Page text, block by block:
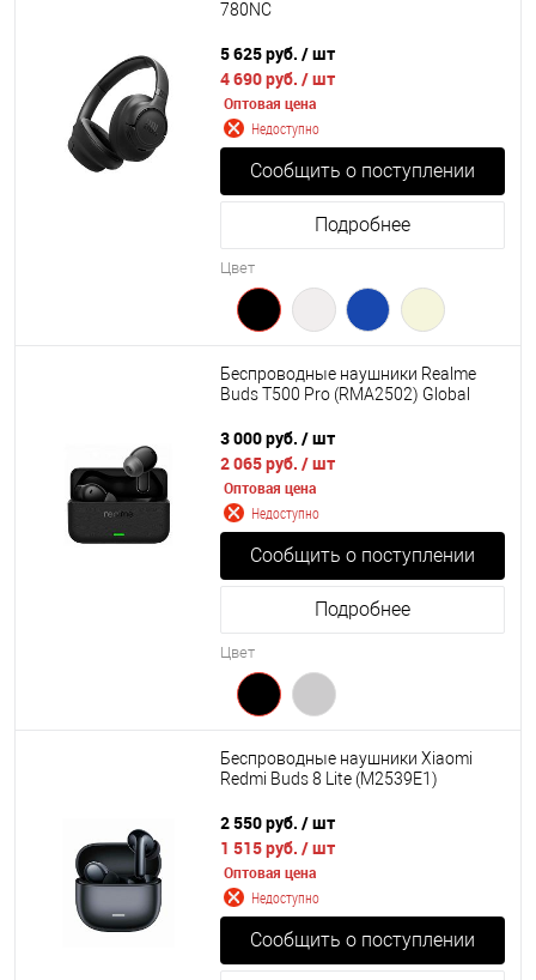
780NC
5 625 руб. / шт
4 690 руб. / шт
Оптовая цена
Недоступно
Сообщить о поступлении
Подробнее
Цвет
Беспроводные наушники Realme
Buds T500 Pro (RMA2502) Global
3 000 руб. / шт
2 065 руб. / шт
Оптовая цена
Недоступно
Сообщить о поступлении
Подробнее
Цвет
Беспроводные наушники Xiaomi
Redmi Buds 8 Lite (M2539E1)
2 550 руб. / шт
1 515 руб. / шт
Оптовая цена
Недоступно
Сообщить о поступлении